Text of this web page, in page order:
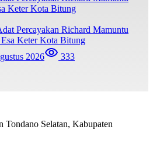
Percayakan Richard Mamuntu
Keter Kota Bitung
2026 333
Selatan, Kabupaten